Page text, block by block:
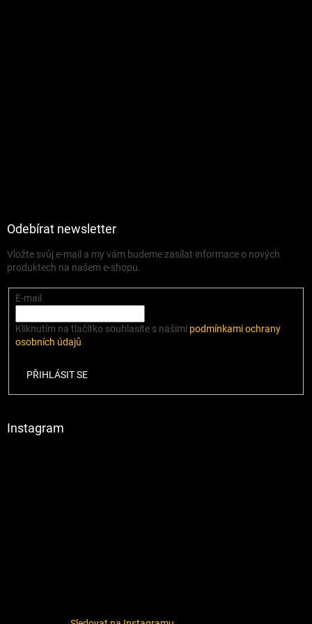
Odebírat newsletter
Vložte svůj e-mail a my vám budeme zasílat informace o nových
produktech na našem e-shopu.
E-mail
Kliknutím na tlačítko souhlasíte s našimi podmínkami ochrany
osobních údajů.
PŘIHLÁSIT SE
Instagram